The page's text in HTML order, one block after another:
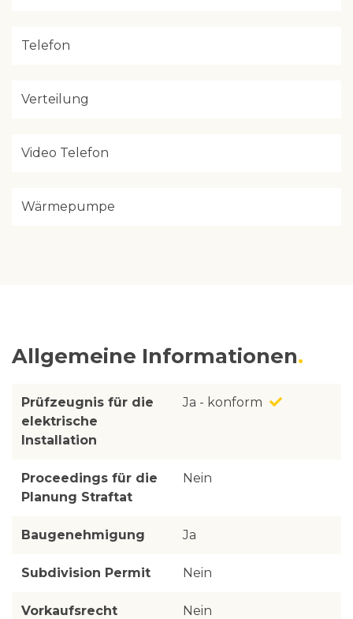
Telefon
Verteilung
Video Telefon
Wärmepumpe
Allgemeine Informationen
Prüfzeugnis für die
elektrische
Installation
Ja - konform
Proceedings für die
Planung Straftat
Nein
Baugenehmigung Ja
Subdivision Permit Nein
Vorkaufsrecht Nein